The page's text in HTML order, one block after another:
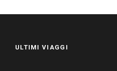
ULTIMI VIAGGI